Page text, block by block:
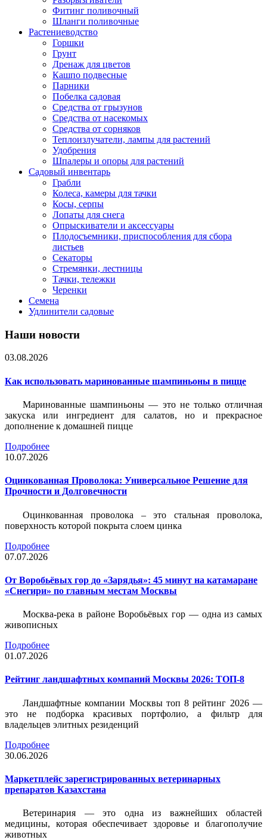
Фитинг поливочный
Шланги поливочные
Растениеводство
Горшки
Грунт
Дренаж для цветов
Кашпо подвесные
Парники
Побелка садовая
Средства от грызунов
Средства от насекомых
Средства от сорняков
Теплоизлучатели, лампы для растений
Удобрения
Шпалеры и опоры для растений
Садовый инвентарь
Грабли
Колеса, камеры для тачки
Косы, серпы
Лопаты для снега
Опрыскиватели и аксессуары
Плодосъемники, приспособления для сбора
листьев
Секаторы
Стремянки, лестницы
Тачки, тележки
Черенки
Семена
Удлинители садовые
Наши новости
03.08.2026
Как использовать маринованные шампиньоны в пицце
Маринованные шампиньоны — это не только отличная
закуска или ингредиент для салатов, но и прекрасное
дополнение к домашней пицце
Подробнее
10.07.2026
Оцинкованная Проволока: Универсальное Решение для
Прочности и Долговечности
Оцинкованная проволока – это стальная проволока,
поверхность которой покрыта слоем цинка
Подробнее
07.07.2026
От Воробьёвых гор до «Зарядья»: 45 минут на катамаране
«Снегири» по главным местам Москвы
Москва-река в районе Воробьёвых гор — одна из самых
живописных
Подробнее
01.07.2026
Рейтинг ландшафтных компаний Москвы 2026: ТОП-8
Ландшафтные компании Москвы топ 8 рейтинг 2026 —
это не подборка красивых портфолио, а фильтр для
владельцев элитных резиденций
Подробнее
30.06.2026
Маркетплейс зарегистрированных ветеринарных
препаратов Казахстана
Ветеринария — это одна из важнейших областей
медицины, которая обеспечивает здоровье и благополучие
животных